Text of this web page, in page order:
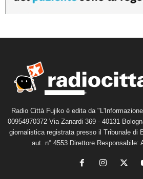
Radio Città Fujiko è edita da
00954970372 Via Zanardi 369 - 40131
giornalistica registrata presso il Tribunale di
aut. n° 4553 Direttore Responsabile: